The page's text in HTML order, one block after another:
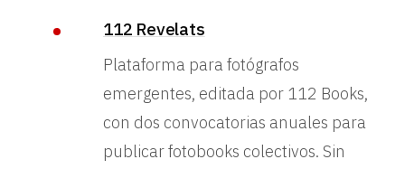
112 Revelats
Plataforma para fotógrafos
emergentes, editada por 112 Books,
con dos convocatorias anuales para
publicar fotobooks colectivos. Sin